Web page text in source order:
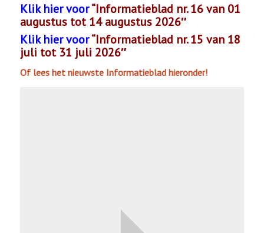
Klik hier voor “Informatieblad nr. 16 van 01
augustus tot 14 augustus 2026″
Klik hier voor“Informatieblad nr. 15 van 18
juli tot 31 juli 2026″
Of lees het nieuwste Informatieblad hieronder!